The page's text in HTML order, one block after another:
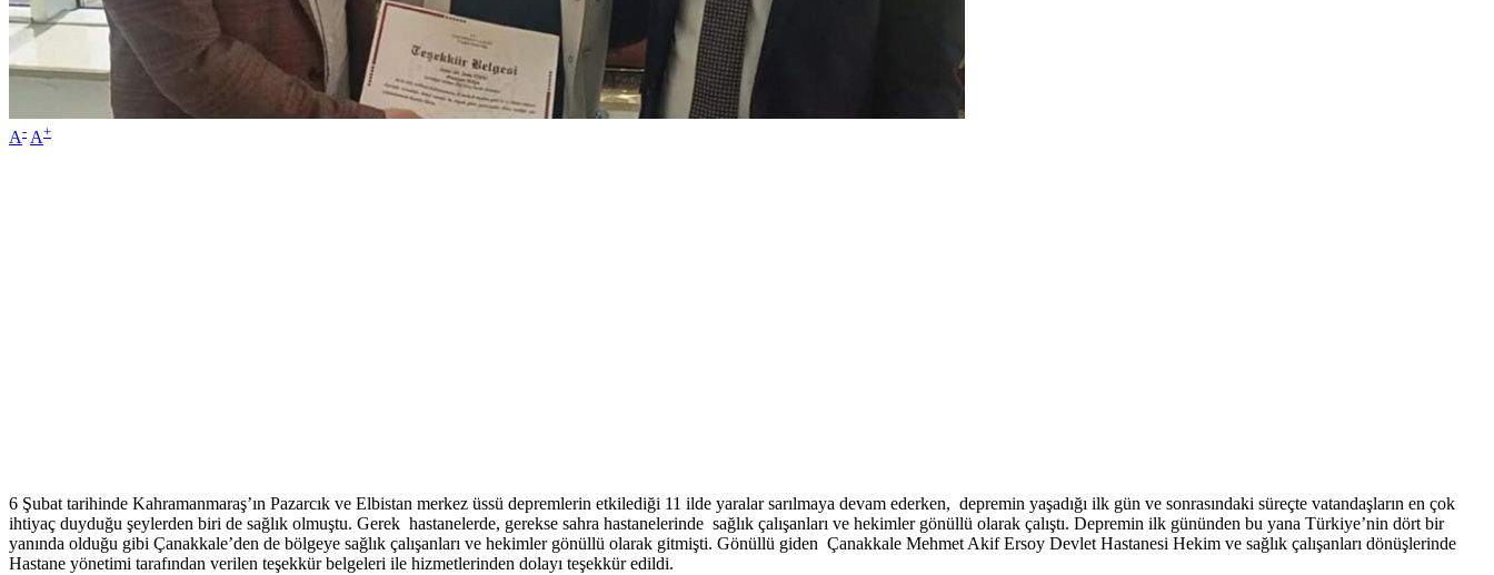
A- A+
6 Şubat tarihinde Kahramanmaraş’ın Pazarcık ve Elbistan merkez üssü depremlerin etkilediği 11 ilde yaralar sarılmaya devam ederken, depremin yaşadığı ilk gün ve sonrasındaki süreçte vatandaşların en çok
ihtiyaç duyduğu şeylerden biri de sağlık olmuştu. Gerek hastanelerde, gerekse sahra hastanelerinde sağlık çalışanları ve hekimler gönüllü olarak çalıştı. Depremin ilk gününden bu yana Türkiye’nin dört bir
yanında olduğu gibi Çanakkale’den de bölgeye sağlık çalışanları ve hekimler gönüllü olarak gitmişti. Gönüllü giden Çanakkale Mehmet Akif Ersoy Devlet Hastanesi Hekim ve sağlık çalışanları dönüşlerinde
Hastane yönetimi tarafından verilen teşekkür belgeleri ile hizmetlerinden dolayı teşekkür edildi.